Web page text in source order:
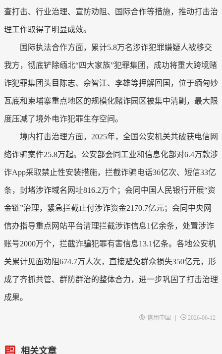
查打击、行业治理、宣防劝阻、国际合作等措施，推动打击治
理工作取得了明显成效。
国际执法合作方面，累计5.8万名涉诈犯罪嫌疑人被移交
我方，彻底铲除缅北“四大家族”犯罪集团，成功将重大跨境赌
诈犯罪集团头目陈志、佘智江、李雄等押解回国，位于缅甸妙
瓦底和柬埔寨重点地区的规模化赌诈园区被集中清剿，最大限
度压减了境外电诈犯罪生存空间。
境内打击治理方面，2025年，全国公安机关共破获电信网
络诈骗案件25.8万起。公安部会同工业和信息化部对6.4万款涉
诈App采取禁止性安装措施，拦截诈骗电话36亿次、短信33亿
条，封堵涉诈域名网址816.2万个；会同中国人民银行开展“资
金链”治理，紧急拦截止付涉诈资金2170.7亿元；会同中央网
信办指导重点网站平台清理拦截涉诈信息1亿余条，处置涉诈
账号2000万个，拦截诈骗犯罪有害信息13.1亿条。各地公安机
关累计见面劝阻674.7万人次，直接避免群众损失350亿元，形
成了齐抓共管、群防群治的整体合力，进一步巩固了打击治理
成果。
信用中国 | 2026-06-12
相关文章